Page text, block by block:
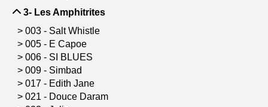
3- Les Amphitrites
> 003 - Salt Whistle
> 005 - E Capoe
> 006 - SI BLUES
> 009 - Simbad
> 017 - Edith Jane
> 021 - Douce Daram